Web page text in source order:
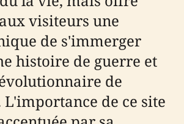
visiteurs une
de s'immerger
histoire de guerre et
de
L'importance de ce site